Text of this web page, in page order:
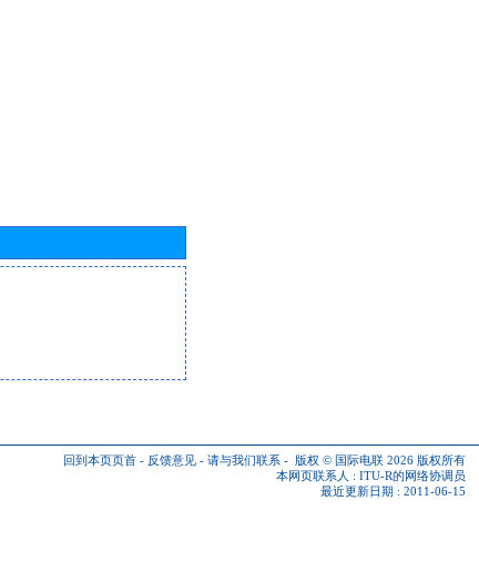
回到本页页首 - 反馈意见 - 请与我们联系 - 版权 © 国际电联 2026 版权所有
本网页联系人 : ITU-R的网络协调员
最近更新日期 : 2011-06-15